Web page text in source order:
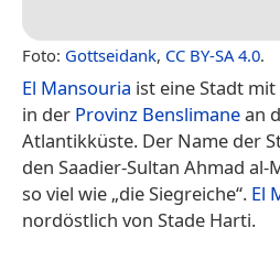
Foto: Gottseidank, CC BY-SA 4.0.
El Mansouria ist eine Stadt
in der Provinz Benslimanean
Atlantikküste. Der Name der
den Saadier-Sultan Ahmad
so viel wie „die Siegreiche“. El
nordöstlich von Stade Harti.